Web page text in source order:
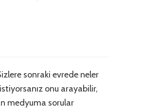
sonraki evrede neler
istiyorsanız onu arayabilir,
medyuma sorular